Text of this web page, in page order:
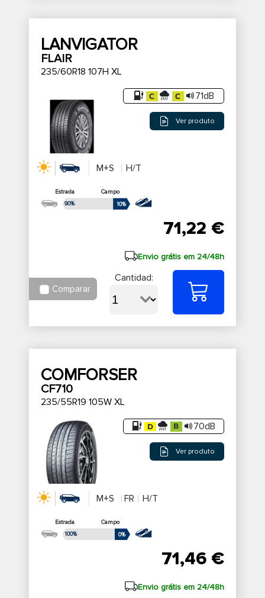
LANVIGATOR
FLAIR
235/60R18 107H XL
71dB
Ver produto
M+S H/T
Estrada
Campo
90%
10%
71,22 €
Envio grátis em 24/48h
Comparar
Cantidad:
COMFORSER
CF710
235/55R19 105W XL
70dB
Ver produto
M+S FR H/T
Estrada
Campo
100%
0%
71,46 €
Envio grátis em 24/48h